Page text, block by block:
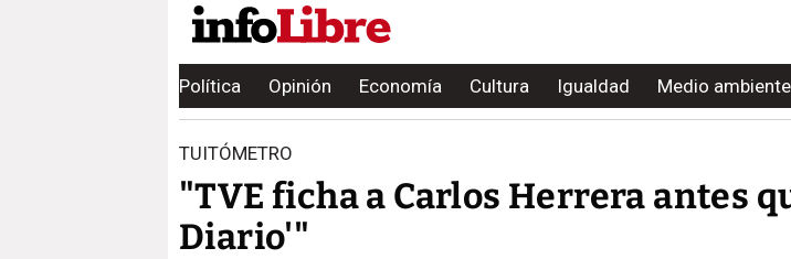
Política Opinión Economía Cultura Igualdad Medio ambiente
TUITÓMETRO
"TVE ficha a Carlos Herrera antes
Diario'"